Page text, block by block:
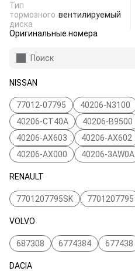
Тип
тормозного
диска
вентилируемый
Оригинальные номера
Поиск
NISSAN
77012-07795 40206-N3100
40206-CT40A
40206-B9500
40206-AX603
40206-AX602
40206-AX000
40206-3AW0A
RENAULT
7701207795SK 7701207795
VOLVO
687308 6774384 677438
DACIA